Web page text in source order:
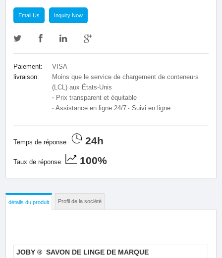
Email Us Inquiry Now
Paiement:
VISA
livraison:
Moins que le service de chargement de conteneurs
(LCL) aux États-Unis
· Prix transparent et équitable
· Assistance en ligne 24/7 · Suivi en ligne
Temps de réponse 24h
Taux de réponse 100%
détails du produit
JOBY® SAVON DE LINGE DE MARQUE
Profil de la société